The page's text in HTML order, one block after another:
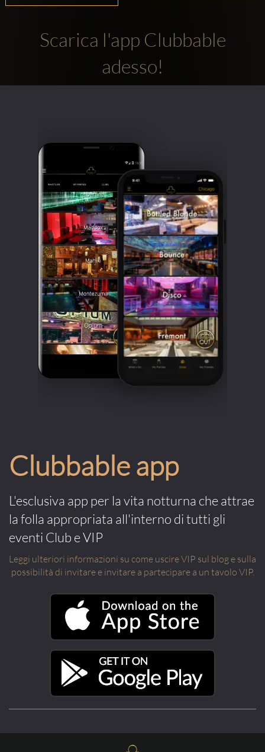
Scarica l'app Clubbable
adesso!
Clubbable app
L'esclusiva app per la vita notturna che attrae
la folla appropriata all'interno di tutti gli
eventi Club e VIP
Leggi ulteriori informazioni su come uscire VIP sul blog e sulla
possibilità di invitare e invitare a partecipare a un tavolo VIP.